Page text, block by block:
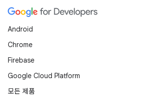
Android
Chrome
Firebase
Google Cloud Platform
모든 제품